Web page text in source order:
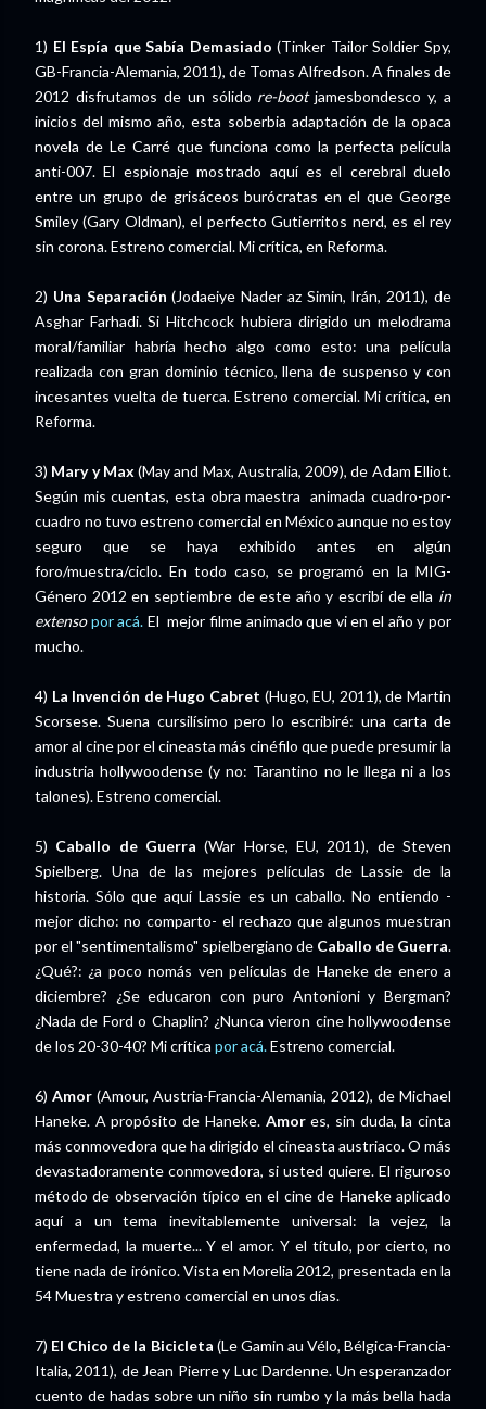
1) El Espía que Sabía Demasiado (Tinker Tailor Soldier Spy,
GB-Francia-Alemania, 2011), de Tomas Alfredson. A finales de
2012 disfrutamos de un sólido re-bootjamesbondesco y, a
inicios del mismo año, esta soberbia adaptación de la opaca
novela de Le Carré que funciona como la perfecta película
anti-007. El espionaje mostrado aquí es el cerebral duelo
entre un grupo de grisáceos burócratas en el que George
Smiley (Gary Oldman), el perfecto Gutierritos nerd, es el rey
sin corona. Estreno comercial. Mi crítica, en Reforma.
2) Una Separación (Jodaeiye Nader az Simin, Irán, 2011), de
Asghar Farhadi.Si Hitchcock hubiera dirigido un melodrama
moral/familiar habría hecho algo como esto: una película
realizada con gran dominio técnico, llena de suspenso y con
incesantes vuelta de tuerca. Estreno comercial. Mi crítica, en
Reforma.
3) Mary y Max (May and Max, Australia, 2009), de Adam Elliot.
Según mis cuentas, esta obra maestra animada cuadro-por-
cuadro no tuvo estreno comercial en México aunque no estoy
seguro que se haya exhibido antes en algún
foro/muestra/ciclo. En todo caso, se programó en la MIG-
Género 2012 en septiembre de este año y escribí de ella in
extenso por acá. El mejor filme animado que vi en el año y por
mucho.
4) La Invención de Hugo Cabret (Hugo, EU, 2011), de Martin
Scorsese. Suena cursilísimo pero lo escribiré: una carta de
amor al cine por el cineasta más cinéfilo que puede presumir la
industria hollywoodense (y no: Tarantino no le llega ni a los
talones). Estreno comercial.
5) Caballo de Guerra (War Horse, EU, 2011), de Steven
Spielberg. Una de las mejores películas de Lassie de la
historia. Sólo que aquí Lassie es un caballo. No entiendo -
mejor dicho: no comparto- el rechazo que algunos muestran
por el "sentimentalismo" spielbergiano de Caballo de Guerra.
¿Qué?: ¿a poco nomás ven películas de Haneke de enero a
diciembre? ¿Se educaron con puro Antonioni y Bergman?
¿Nada de Ford o Chaplin? ¿Nunca vieron cine hollywoodense
de los 20-30-40? Mi crítica por acá.Estreno comercial.
6) Amor (Amour, Austria-Francia-Alemania, 2012), de Michael
Haneke. A propósito de Haneke. Amores, sin duda, la cinta
más conmovedora que ha dirigido el cineasta austriaco. O más
devastadoramente conmovedora, si usted quiere. El riguroso
método de observación típico en el cine de Haneke aplicado
aquí a un tema inevitablemente universal: la vejez, la
enfermedad, la muerte... Y el amor. Y el título, por cierto, no
tiene nada de irónico. Vista en Morelia 2012, presentada en la
54 Muestra y estreno comercial en unos días.
7) El Chico de la Bicicleta (Le Gamin au Vélo, Bélgica-Francia-
Italia, 2011), de Jean Pierre y Luc Dardenne. Un esperanzador
cuento de hadas sobre un niño sin rumbo y la más bella hada